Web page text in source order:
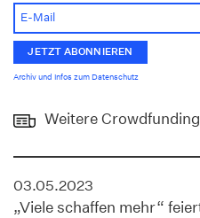
Archiv und Infos zum Datenschutz
Weitere
03.05.2023
„Viele schaffen mehr“